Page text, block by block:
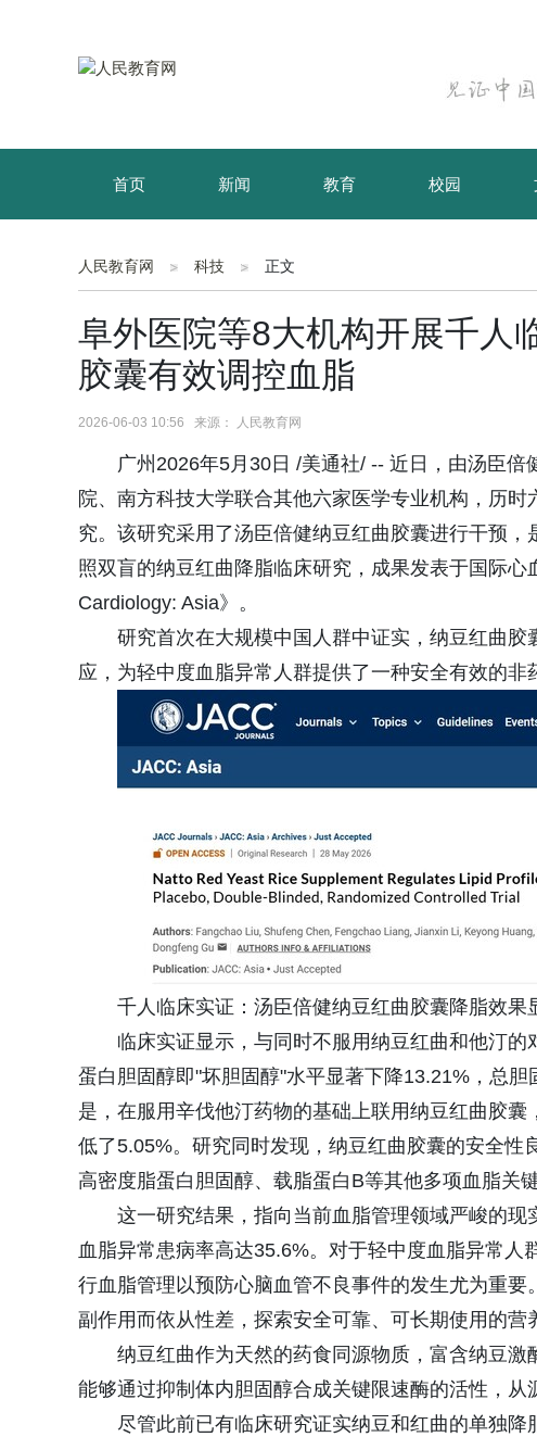
首页 新闻 教育 校园
育儿 资讯
人民教育网 科技 正文
阜外医院等8大机构开展千人
胶囊有效调控血脂
2026-06-03 10:56 来源： 人民教育网
广州2026年5月30日 /美通社/ -- 近日，由汤臣
院、南方科技大学联合其他六家医学专业机构，历
究。该研究采用了汤臣倍健纳豆红曲胶囊进行干预
照双盲的纳豆红曲降脂临床研究，成果发表于国际
Cardiology: Asia》。
研究首次在大规模中国人群中证实，纳豆红曲
应，为轻中度血脂异常人群提供了一种安全有效的非
千人临床实证：汤臣倍健纳豆红曲胶囊降脂效果
临床实证显示，与同时不服用纳豆红曲和他汀
蛋白胆固醇即"坏胆固醇"水平显著下降13.21%，总
是，在服用辛伐他汀药物的基础上联用纳豆红曲胶
低了5.05%。研究同时发现，纳豆红曲胶囊的安全性
高密度脂蛋白胆固醇、载脂蛋白B等其他多项血脂关
这一研究结果，指向当前血脂管理领域严峻的
血脂异常患病率高达35.6%。对于轻中度血脂异常
行血脂管理以预防心脑血管不良事件的发生尤为重
副作用而依从性差，探索安全可靠、可长期使用的营
纳豆红曲作为天然的药食同源物质，富含纳豆
能够通过抑制体内胆固醇合成关键限速酶的活性，从
尽管此前已有临床研究证实纳豆和红曲的单独